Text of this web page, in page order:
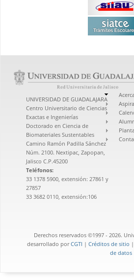
UNIVERSIDAD DE GUADALAJARA
Centro Universitario de Ciencias
Exactas e Ingenierías
Doctorado en Ciencia de
Biomateriales Sustentables
Camino Ramón Padilla Sánchez
Núm. 2100. Nextipac, Zapopan,
Jalisco C.P.45200
Teléfonos:
33 1378 5900, extensión: 27861 y
27857
33 3682 0110, extensión:106
Derechos reservados ©1997 - 2026.
desarrollado porCGTI | Créditos de sitio |
de datos